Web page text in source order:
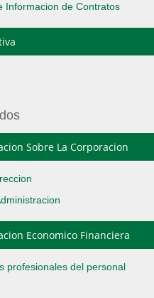
Informacion de Contratos
Sobre La Corporacion
Economico Financiera
profesionales del personal